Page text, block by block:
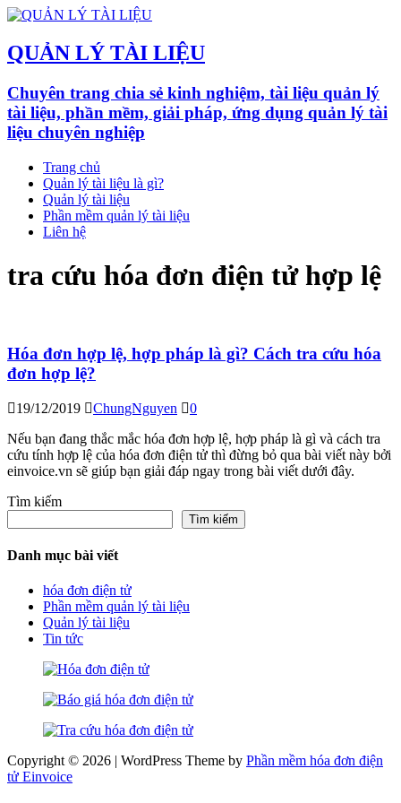
QUẢN LÝ TÀI LIỆU
Chuyên trang chia sẻ kinh nghiệm, tài liệu quản lý
tài liệu, phần mềm, giải pháp, ứng dụng quản lý tài
liệu chuyên nghiệp
Trang chủ
Quản lý tài liệu là gì?
Quản lý tài liệu
Phần mềm quản lý tài liệu
Liên hệ
tra cứu hóa đơn điện tử hợp lệ
Hóa đơn hợp lệ, hợp pháp là gì? Cách tra cứu hóa
đơn hợp lệ?
19/12/2019 ChungNguyen
0
Nếu bạn đang thắc mắc hóa đơn hợp lệ, hợp pháp là gì và cách tra
cứu tính hợp lệ của hóa đơn điện tử thì đừng bỏ qua bài viết này bởi
einvoice.vn sẽ giúp bạn giải đáp ngay trong bài viết dưới đây.
Tìm kiếm
Tìm kiếm
Danh mục bài viết
hóa đơn điện tử
Phần mềm quản lý tài liệu
Quản lý tài liệu
Tin tức
Copyright © 2026 | WordPress Theme by Phần mềm hóa đơn điện
tử Einvoice